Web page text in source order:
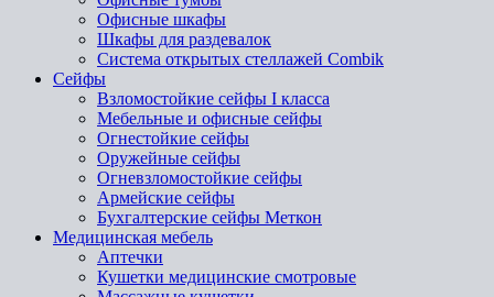
Офисные шкафы
Шкафы для раздевалок
Система открытых стеллажей Combik
Сейфы
Взломостойкие сейфы I класса
Мебельные и офисные сейфы
Огнестойкие сейфы
Оружейные сейфы
Огневзломостойкие сейфы
Армейские сейфы
Бухгалтерские сейфы Меткон
Медицинская мебель
Аптечки
Кушетки медицинские смотровые